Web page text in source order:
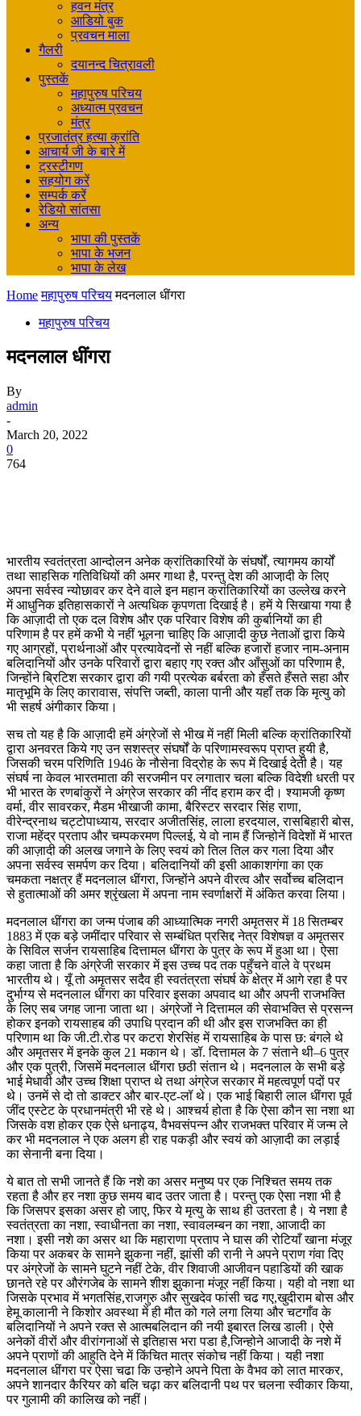
हवन मंत्र
आडियो बुक
प्रवचन माला
गैलरी
दयानन्द चित्रावली
पुस्तकें
महापुरुष परिचय
अध्यात्म प्रवचन
मंत्र
प्रजातंत्र हत्या क्रांति
आचार्य जी के बारे में
ट्रस्टीगण
सहयोग करें
सम्पर्क करें
रेडियो सांतसा
अन्य
भापा की पुस्तकें
भापा के भजन
भापा के लेख
Home महापुरुष परिचय मदनलाल धींगरा
महापुरुष परिचय
मदनलाल धींगरा
By
admin
-
March 20, 2022
0
764
भारतीय स्वतंत्रता आन्दोलन अनेक क्रांतिकारियों के संघर्षों, त्यागमय कार्यों
तथा साहसिक गतिविधियों की अमर गाथा है, परन्तु देश की आजा़दी के लिए
अपना सर्वस्व न्योछावर कर देने वाले इन महान क्रां‍तिकारियों का उल्लेख करने
में आधुनिक इतिहासकारों ने अत्यधिक कृपणता दिखाई है। हमें ये सिखाया गया है
कि आज़ादी तो एक दल विशेष और एक परिवार विशेष की कुर्बानियों का ही
परिणाम है पर हमें कभी ये नहीं भूलना चाहिए कि आज़ादी कुछ नेताओं द्वारा किये
गए आग्रहों, प्रार्थनाओं और प्रत्यावेदनों से नहीं बल्कि हजारों हजार नाम-अनाम
बलिदानियों और उनके परिवारों द्वारा बहाए गए रक्त और आँसुओं का परिणाम है,
जिन्होंने ब्रिटिश सरकार द्वारा की गयी प्रत्येक बर्बरता को हँसते हँसते सहा और
मातृभूमि के लिए कारावास, संपत्ति जब्ती, काला पानी और यहाँ तक कि मृत्यु को
भी सहर्ष अंगीकार किया।
सच तो यह है कि आज़ादी हमें अंग्रेजों से भीख में नहीं मिली बल्कि क्रांतिकारियों
द्वारा अनवरत किये गए उन सशस्त्र संघर्षों के परिणामस्वरूप प्राप्त हुयी है,
जिसकी चरम परिणिति 1946 के नौसेना विद्रोह के रूप में दिखाई देती है। यह
संघर्ष ना केवल भारतमाता की सरजमीन पर लगातार चला बल्कि विदेशी धरती पर
भी भारत के रणबांकुरों ने अंग्रेज सरकार की नींद हराम कर दी। श्यामजी कृष्ण
वर्मा, वीर सावरकर, मैडम भीखाजी कामा, बैरिस्टर सरदार सिंह राणा,
वीरेन्द्रनाथ चट्टोपाध्याय, सरदार अजीतसिंह, लाला हरदयाल, रासबिहारी बोस,
राजा महेंद्र प्रताप और चम्पकरमण पिल्लई, ये वो नाम हैं जिन्होनें विदेशों में भारत
की आज़ादी की अलख जगाने के लिए स्वयं को तिल तिल कर गला दिया और
अपना सर्वस्व समर्पण कर दिया। बलिदानियों की इसी आकाशगंगा का एक
चमकता नक्षत्र हैं मदनलाल धींगरा, जिन्होंने अपने वीरत्व और सर्वोच्च बलिदान
से हुतात्माओं की अमर श्रृंखला में अपना नाम स्वर्णाक्षरों में अंकित करवा लिया।
मदनलाल धींगरा का जन्म पंजाब की आध्यात्मिक नगरी अमृतसर में 18 सितम्बर
1883 में एक बड़े जमींदार परिवार से सम्बंधित प्रसिद्द नेत्र विशेषज्ञ व अमृतसर
के सिविल सर्जन रायसाहिब दित्तामल धींगरा के पुत्र के रूप में हुआ था। ऐसा
कहा जाता है कि अंग्रेजी सरकार में इस उच्च पद तक पहुँचने वाले वे प्रथम
भारतीय थे। यूँ तो अमृतसर सदैव ही स्वतंत्रता संघर्ष के क्षेत्र में आगे रहा है पर
दुर्भाग्य से मदनलाल धींगरा का परिवार इसका अपवाद था और अपनी राजभक्ति
के लिए सब जगह जाना जाता था। अंग्रेजों ने दित्तामल की सेवाभक्ति से प्रसन्न
होकर इनको रायसाहब की उपाधि प्रदान की थी और इस राजभक्ति का ही
परिणाम था कि जी.टी.रोड पर कटरा शेरसिंह में रायसाहिब के पास छ: बंगले थे
और अमृतसर में इनके कुल 21 मकान थे। डॉ. दित्तामल के 7 संताने थी–6 पुत्र
और एक पुत्री, जिसमें मदनलाल धींगरा छठी संतान थे। मदनलाल के सभी बड़े
भाई मेधावी और उच्च शिक्षा प्राप्त थे तथा अंग्रेज सरकार में महत्वपूर्ण पदों पर
थे। उनमें से दो तो डाक्टर और बार-एट-लॉ थे। एक भाई बिहारी लाल धींगरा पूर्व
जींद एस्टेट के प्रधानमंत्री भी रहे थे। आश्चर्य होता है कि ऐसा कौन सा नशा था
जिसके वश होकर एक ऐसे धनाढ्य, वैभवसंपन्न और राजभक्त परिवार में जन्म ले
कर भी मदनलाल ने एक अलग ही राह पकड़ी और स्वयं को आज़ादी का लड़ाई
का सेनानी बना दिया।
ये बात तो सभी जानते हैं कि नशे का असर मनुष्य पर एक निश्चित समय तक
रहता है और हर नशा कुछ समय बाद उतर जाता है। परन्तु एक ऐसा नशा भी है
कि जिसपर इसका असर हो जाए, फिर ये मृत्यु के साथ ही उतरता है। ये नशा है
स्वतंत्रता का नशा, स्वाधीनता का नशा, स्वावलम्बन का नशा, आजादी का
नशा। इसी नशे का असर था कि महाराणा प्रताप ने घास की रोटियाँ खाना मंजूर
किया पर अकबर के सामने झुकना नहीं, झांसी की रानी ने अपने प्राण गंवा दिए
पर अंग्रेजों के सामने घुटने नहीं टेके, वीर शिवाजी आजीवन पहाडियों की खाक
छानते रहे पर औरंगजेब के सामने शीश झुकाना मंजूर नहीं किया। यही वो नशा था
जिसके प्रभाव में भगतसिंह,राजगुरु और सुखदेव फांसी चढ गए,खुदीराम बोस और
हेमू कालानी ने किशोर अवस्था में ही मौत को गले लगा लिया और चटगाँव के
बलिदानियों ने अपने रक्त से आत्मबलिदान की नयी इबारत लिख डाली। ऐसे
अनेकों वीरों और वीरांगनाओं से इतिहास भरा पडा है,जिन्होने आजादी के नशे में
अपने प्राणों की आहुति देने में किंचित मात्र संकोच नहीं किया। यही नशा
मदनलाल धींगरा पर ऐसा चढा कि उन्होने अपने पिता के वैभव को लात मारकर,
अपने शानदार कैरियर को बलि चढ़ा कर बलिदानी पथ पर चलना स्वीकार किया,
पर गुलामी की कालिख को नहीं।